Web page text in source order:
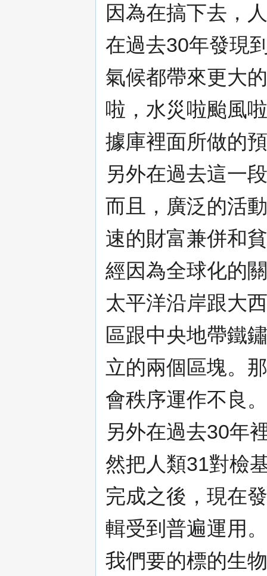
因為在搞下去，
在過去30年發現
氣候都帶來更大
啦，水災啦颱風
據庫裡面所做的
另外在過去這一
而且，廣泛的活
速的財富兼併和
經因為全球化的
太平洋沿岸跟大
區跟中央地帶鐵
立的兩個區塊。
會秩序運作不良。
另外在過去30年
然把人類31對檢
完成之後，現在
輯受到普遍運用
我們要的標的生